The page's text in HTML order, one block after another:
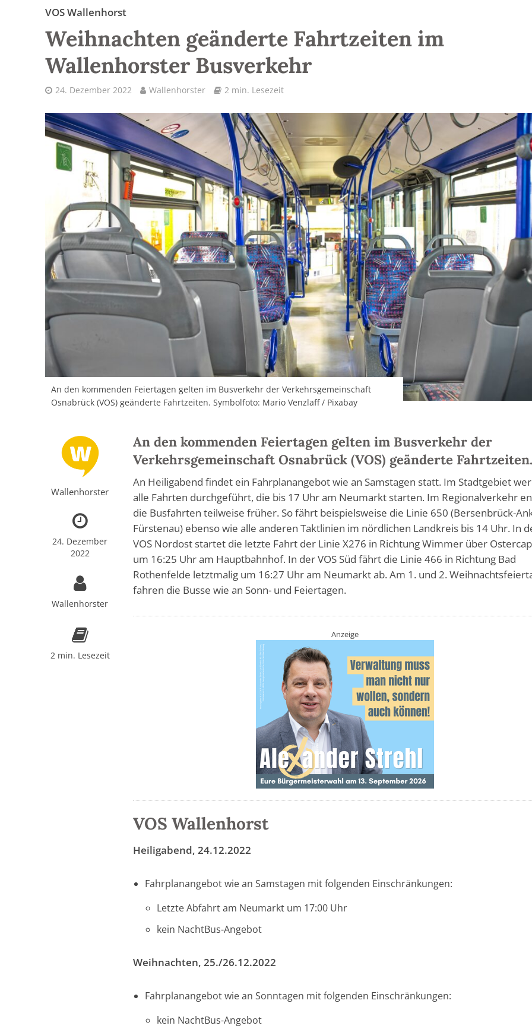
VOS Wallenhorst
Weihnachten geänderte Fahrtzeiten im
Wallenhorster Busverkehr
24. Dezember 2022 Wallenhorster 2 min. Lesezeit
An den kommenden Feiertagen gelten im Busverkehr der Verkehrsgemeinschaft
Osnabrück (VOS) geänderte Fahrtzeiten. Symbolfoto: Mario Venzlaff / Pixabay
Wallenhorster
24. Dezember
2022
Wallenhorster
2 min. Lesezeit
An den kommenden Feiertagen gelten im Busverkehr der
Verkehrsgemeinschaft Osnabrück (VOS) geänderte
An Heiligabend findet ein Fahrplanangebot wie an Samstagen statt. Im Stadtgebiet
alle Fahrten durchgeführt, die bis 17 Uhr am Neumarkt starten. Im Regionalverkehr
die Busfahrten teilweise früher. So fährt beispielsweise die Linie 650 (Bersenbrück-
Fürstenau) ebenso wie alle anderen Taktlinien im nördlichen Landkreis bis 14 Uhr. In
VOS Nordost startet die letzte Fahrt der Linie X276 in Richtung Wimmer über
um 16:25 Uhr am Hauptbahnhof. In der VOS Süd fährt die Linie 466 in Richtung Bad
Rothenfelde letztmalig um 16:27 Uhr am Neumarkt ab. Am 1. und 2.
fahren die Busse wie an Sonn- und Feiertagen.
Anzeige
VOS Wallenhorst
Heiligabend, 24.12.2022
Fahrplanangebot wie an Samstagen mit folgenden Einschränkungen:
Letzte Abfahrt am Neumarkt um 17:00 Uhr
kein NachtBus-Angebot
Weihnachten, 25./26.12.2022
Fahrplanangebot wie an Sonntagen mit folgenden Einschränkungen:
kein NachtBus-Angebot